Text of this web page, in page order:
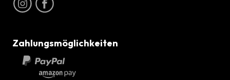
Zahlungsmöglichkeiten